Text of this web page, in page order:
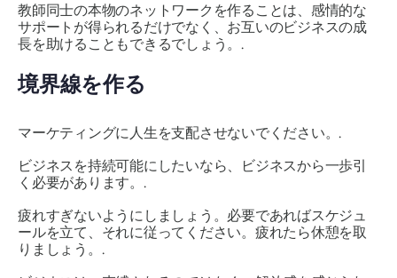
教師同士の本物のネットワークを作ることは、感情的な
サポートが得られるだけでなく、お互いのビジネスの成
長を助けることもできるでしょう。.
境界線を作る
マーケティングに人生を支配させないでください。.
ビジネスを持続可能にしたいなら、ビジネスから一歩引
く必要があります。.
疲れすぎないようにしましょう。必要であればスケジュ
ールを立て、それに従ってください。疲れたら休憩を取
りましょう。.